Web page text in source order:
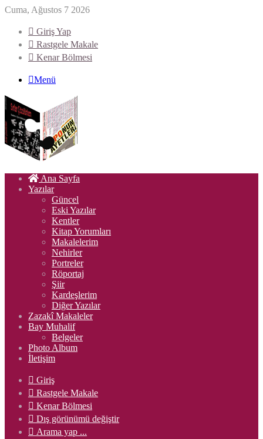
Cuma, Ağustos 7 2026
Giriş Yap
Rastgele Makale
Kenar Bölmesi
Menü
Ana Sayfa
Yazılar
Güncel
Eski Yazılar
Kentler
Kitap Yorumları
Makalelerim
Nehirler
Portreler
Röportaj
Şiir
Kardeşlerim
Diğer Yazılar
Zazakî Makaleler
Bay Muhalif
Belgeler
Photo Album
İletişim
Giriş
Rastgele Makale
Kenar Bölmesi
Dış görünümü değiştir
Arama yap ...